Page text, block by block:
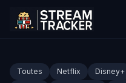
Toutes Netflix Disney+